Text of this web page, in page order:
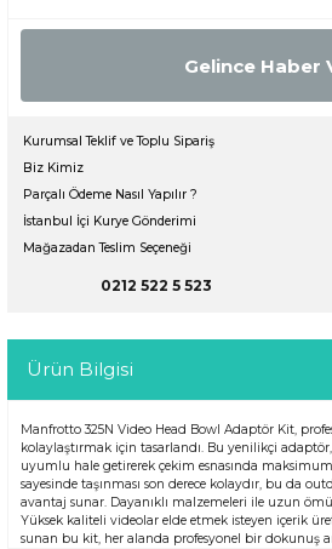
Gelince Haber
Kurumsal Teklif ve Toplu Sipariş
Biz Kimiz
Parçalı Ödeme Nasıl Yapılır ?
İstanbul İçi Kurye Gönderimi
Mağazadan Teslim Seçeneği
0212 522 5 523
Ürün Bilgisi
Manfrotto 325N Video Head Bowl Adaptör Kit,
kolaylaştırmak için tasarlandı. Bu yenilikçi
uyumlu hale getirerek çekim esnasında maksimum
sayesinde taşınması son derece kolaydır, bu da
avantaj sunar. Dayanıklı malzemeleri ile uzun
Yüksek kaliteli videolar elde etmek isteyen içerik
sunan bu kit, her alanda profesyonel bir dokunuş